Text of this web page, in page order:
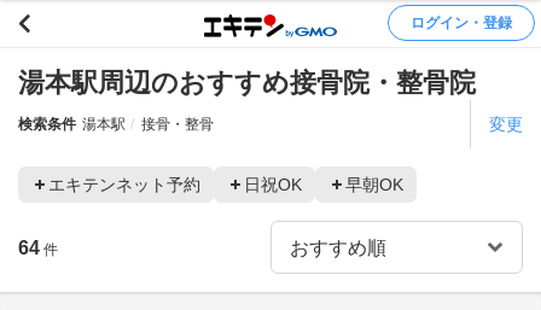
ログイン・登録
湯本駅周辺のおすすめ接骨院・整骨院
検索条件 湯本駅 接骨・整骨 変更
エキテンネット予約 日祝OK 早朝OK
64 件